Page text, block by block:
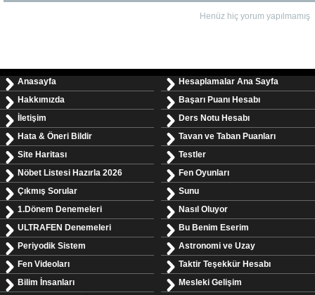
Henüz hiç yorum yapılmamış
Anasayfa
Hakkımızda
İletişim
Hata & Öneri Bildir
Site Haritası
Nöbet Listesi Hazırla 2026
Çıkmış Sorular
1.Dönem Denemeleri
ULTRAFEN Denemeleri
Periyodik Sistem
Fen Videoları
Bilim İnsanları
Hesaplamalar Ana Sayfa
Başarı Puanı Hesabı
Ders Notu Hesabı
Tavan ve Taban Puanları
Testler
Fen Oyunları
Sunu
Nasıl Oluyor
Bu Benim Eserim
Astronomi ve Uzay
Taktir Teşekkür Hesabı
Mesleki Gelişim